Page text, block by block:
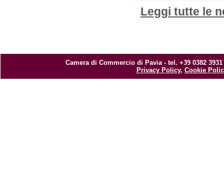
Leggi tutte le
Camera di Commercio di Pavia - tel. +39 0382
Privacy Policy, Cookie